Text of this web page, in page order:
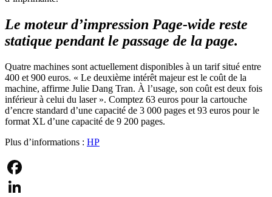
Le moteur d’impression Page-wide reste
statique pendant le passage de la page.
Quatre machines sont actuellement disponibles à un tarif situé entre
400 et 900 euros. « Le deuxième intérêt majeur est le coût de la
machine, affirme Julie Dang Tran. À l’usage, son coût est deux fois
inférieur à celui du laser ». Comptez 63 euros pour la cartouche
d’encre standard d’une capacité de 3 000 pages et 93 euros pour le
format XL d’une capacité de 9 200 pages.
Plus d’informations : HP
Facebook